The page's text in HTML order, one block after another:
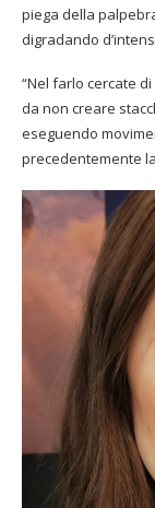
piega della
digradando
“Nel farlo cercate di
da non creare
eseguendo
precedentemente